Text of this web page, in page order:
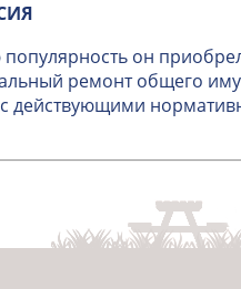
он
ремонт общего
действующими